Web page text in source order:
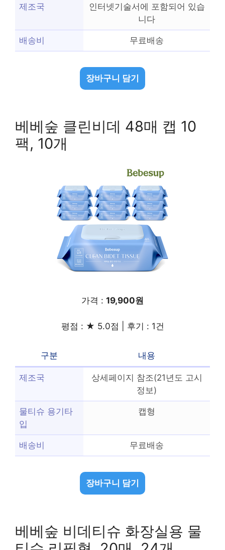
제조국
인터넷기술서에 포함되어 있습
니다
배송비 무료배송
장바구니 담기
베베숲 클린비데 48매 캡 10
팩, 10개
가격 : 19,900원
평점 : ★ 5.0점 | 후기 : 1건
구분 내용
제조국
상세페이지 참조(21년도 고시
정보)
물티슈 용기타
입
캡형
배송비 무료배송
장바구니 담기
베베숲 비데티슈 화장실용 물